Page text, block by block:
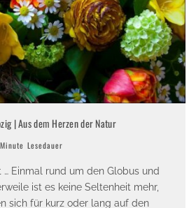
| Aus dem Herzen der Natur
Lesedauer
Einmal rund um den Globus und
ist es keine Seltenheit mehr,
sich für kurz oder lang auf den